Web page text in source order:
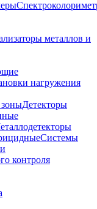
металлов и
нагружения
зоныДетекторы
Системы
контроля